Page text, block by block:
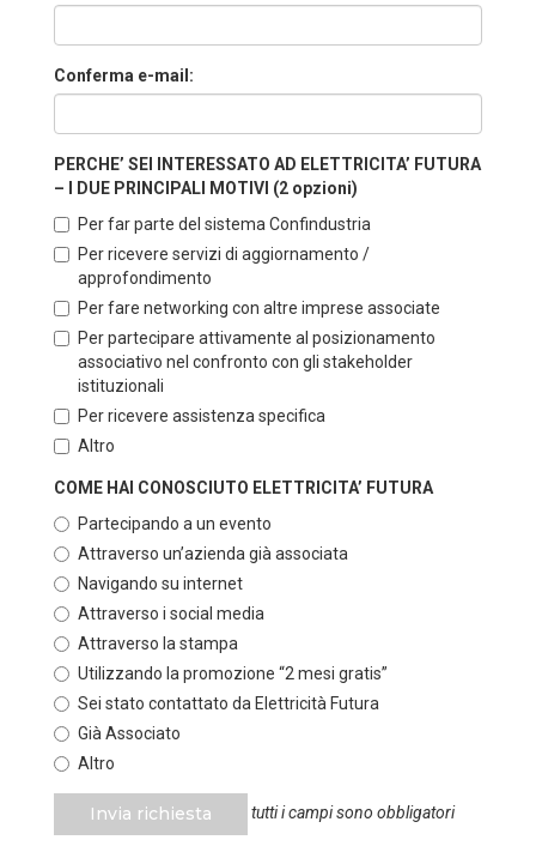
Conferma e-mail:
PERCHE’ SEI INTERESSATO AD ELETTRICITA’ FUTURA
– I DUE PRINCIPALI MOTIVI (2 opzioni)
Per far parte del sistema Confindustria
Per ricevere servizi di aggiornamento /
approfondimento
Per fare networking con altre imprese associate
Per partecipare attivamente al posizionamento
associativo nel confronto con gli stakeholder
istituzionali
Per ricevere assistenza specifica
Altro
COME HAI CONOSCIUTO ELETTRICITA’ FUTURA
Partecipando a un evento
Attraverso un’azienda già associata
Navigando su internet
Attraverso i social media
Attraverso la stampa
Utilizzando la promozione “2 mesi gratis”
Sei stato contattato da Elettricità Futura
Già Associato
Altro
Invia richiesta tutti i campi sono obbligatori